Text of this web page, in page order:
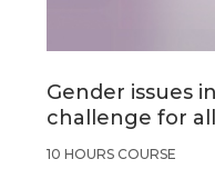
Gender issues
challenge for all
10 HOURS COURSE